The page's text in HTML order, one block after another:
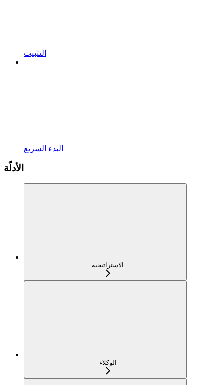
التثبيت
البدء السريع
الأدلّة
الاستراتيجية
الوكلاء